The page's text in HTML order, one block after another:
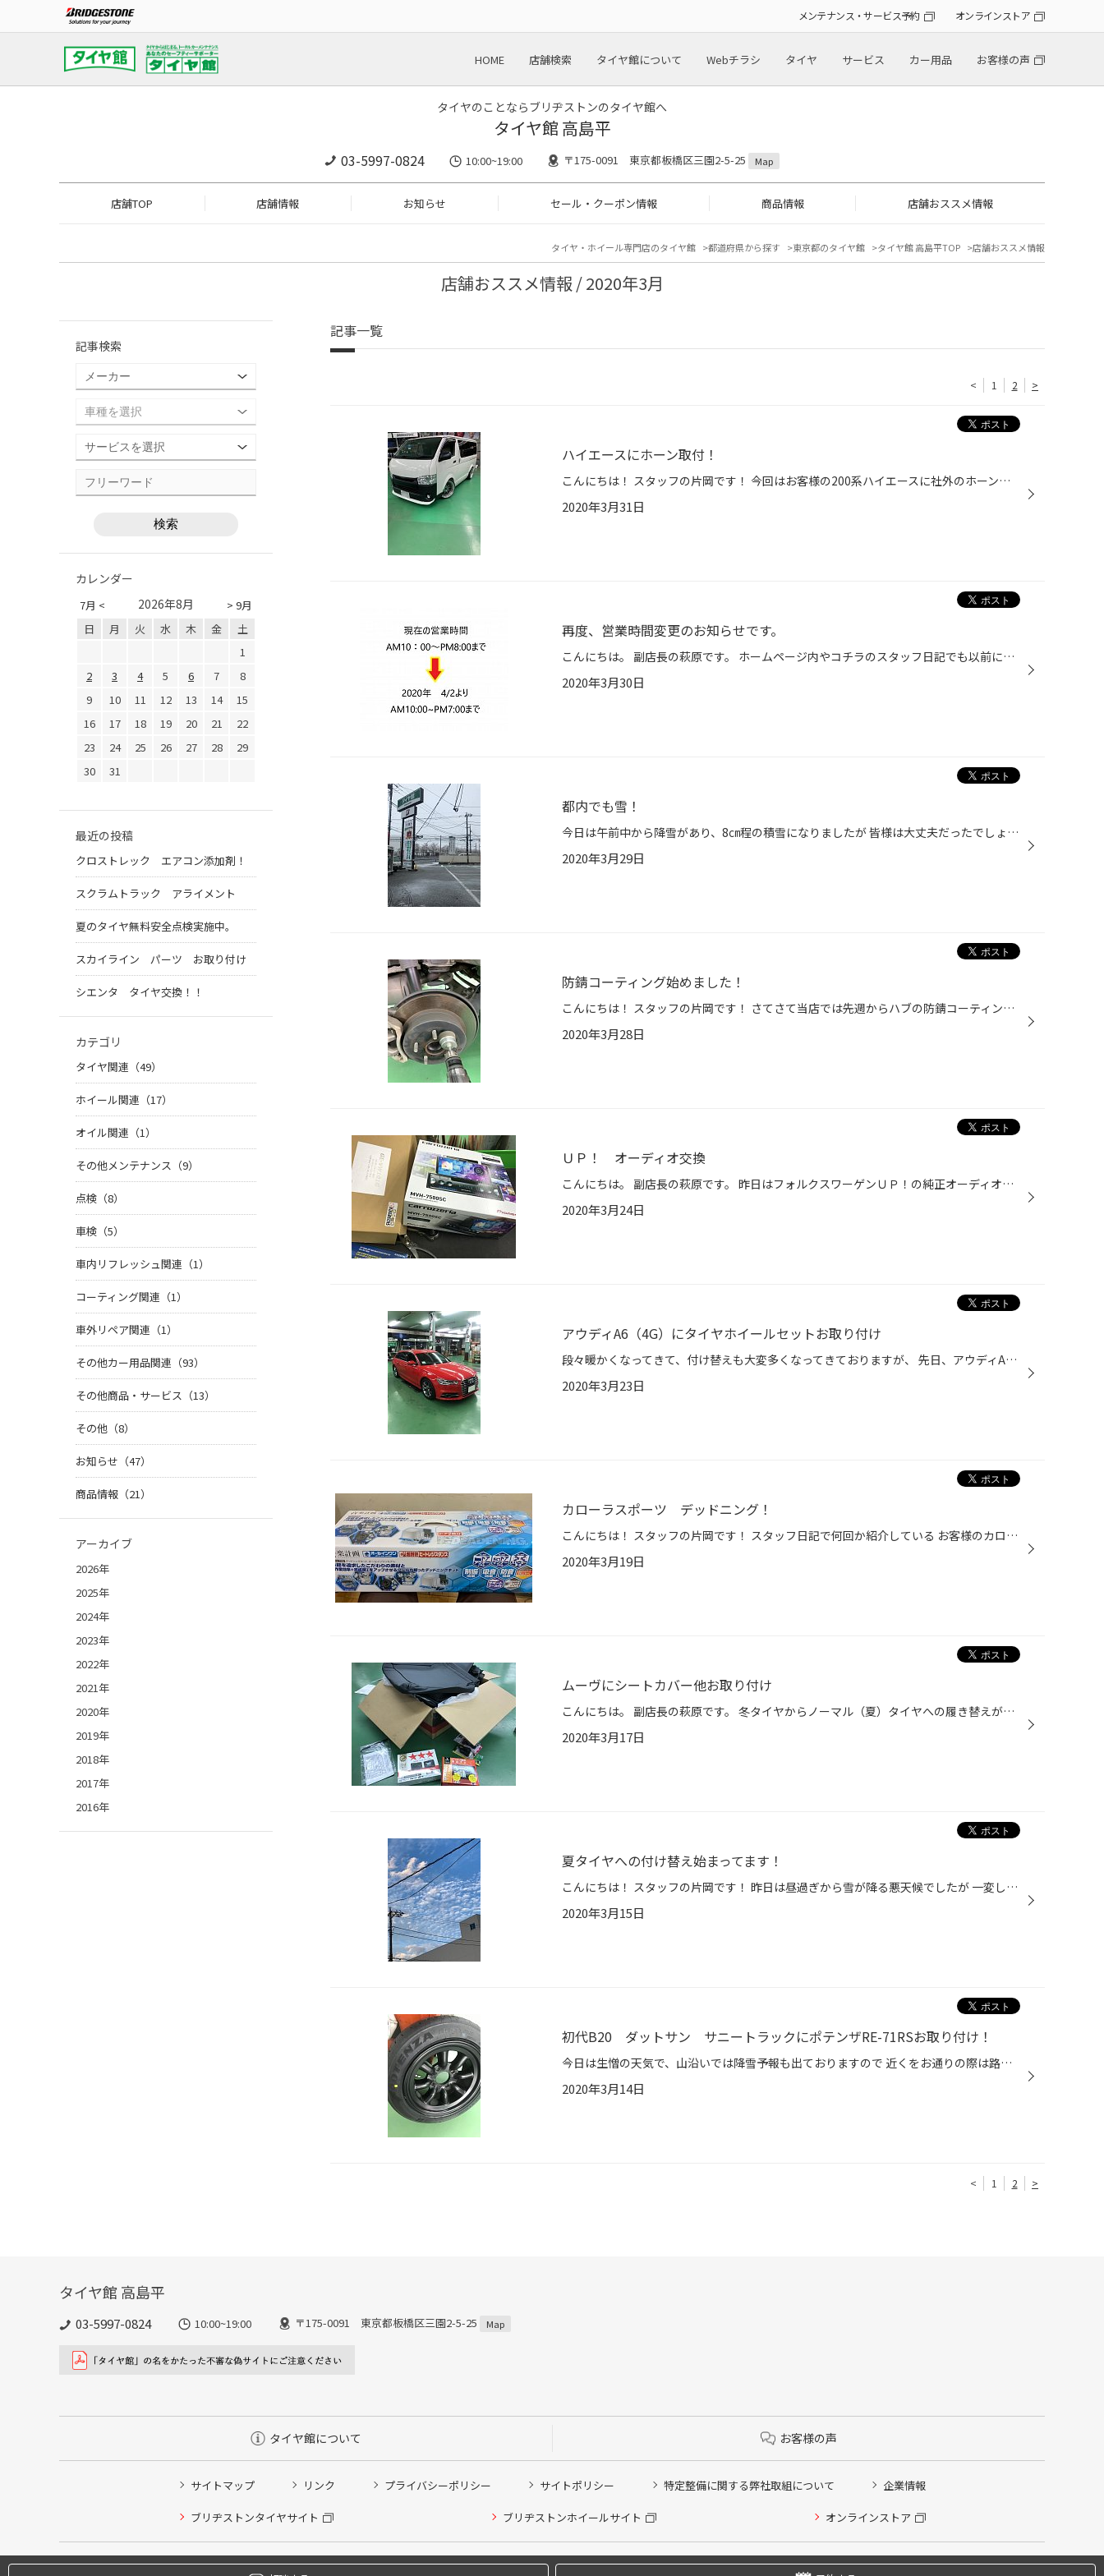
メンテナンス・サービス予約 オンラインストア
HOME 店舗検索 タイヤ館について Webチラシ タイヤ サービス カー用品 お客様の声
タイヤのことならブリヂストンのタイヤ館へ
タイヤ館 高島平
03-5997-0824 10:00~19:00 〒175-0091 東京都板橋区三園2-5-25 Map
店舗TOP 店舗情報 お知らせ セール・クーポン情報 商品情報 店舗おススメ情報
タイヤ・ホイール専門店のタイヤ館 都道府県から探す 東京都のタイヤ館 タイヤ館 高島平TOP 店舗おススメ情報
店舗おススメ情報 / 2020年3月
記事一覧
< 1 2 >
ハイエースにホーン取付！
こんにちは！ スタッフの片岡です！ 今回はお客様の200系ハイエースに社外のホーンを取り付けました！ チョイスしたのはミツバさんのアルファⅡになります！ ハイエースだと純正ホーンの位置に付けるのはスペース的に厳しいので 助手席側のヘッドライトの下らへんのスペースに取付しました！ まず取...
2020年3月31日
再度、営業時間変更のお知らせです。
こんにちは。 副店長の萩原です。 ホームページ内やコチラのスタッフ日記でも以前にお伝えせて頂きましたが、 『来月より閉店時間を２０時から１９時へ変更とさせて頂きます。』 新型コロナウィルスにおいての影響・考慮をして等では御座いませんので、 今後、特に混み合います夏冬履き替え時期にお...
2020年3月30日
都内でも雪！
今日は午前中から降雪があり、8㎝程の積雪になりましたが 皆様は大丈夫だったでしょうか？ 当店では、その影響で急遽スタッドレスタイヤの取付が数台あり、バタバタとしておりましたが 在庫もまだございますので、必要な方は是非お問い合わせください。 今現在は道路も雪は無くなりましたが、明日の...
2020年3月29日
防錆コーティング始めました！
こんにちは！ スタッフの片岡です！ さてさて当店では先週からハブの防錆コーティングを始めました！ ホイールを装着する部分であるハブは 構造上水が入ってしまうと中々水が抜けないものとなっていて 新車の状態から早いと1年足らずで錆が発生してきてしまいます… この錆を放っておくとホイール脱...
2020年3月28日
ＵＰ！ オーディオ交換
こんにちは。 副店長の萩原です。 昨日はフォルクスワーゲンＵＰ！の純正オーディオから コチラ、カロッツェリアさんのＭＶＨ－７５００ＳＣへの交換をさせて頂きました。 オーディオのみなのでＣＡＮ－ＢＵＳアダプターまでは使用せず、サクサクっと完成です。 スマホ固定のクレイドル内蔵で一体感...
2020年3月24日
アウディA6（4G）にタイヤホイールセットお取り付け
段々暖かくなってきて、付け替えも大変多くなってきておりますが、 先日、アウディA6（4G）にタイヤ交換のタイミングで レグノGR-XⅡとBBS GERNANY SRをお取り付けさせて頂きました！ ジャーマニーという事だけあってドイツ車の雰囲気にピッタリマッチしております(^^♪ タイヤも乗り心地、静粛性ナン...
2020年3月23日
カローラスポーツ デッドニング！
こんにちは！ スタッフの片岡です！ スタッフ日記で何回か紹介している お客様のカローラスポーツにデッドニングを行いました！ 通常ドアは外側の鉄板と内側の鉄板の二重構造で中は空洞になっていますので… オーディオの音量を上げていったりするとビビり音発生やこもった音になります… そこでデッ...
2020年3月19日
ムーヴにシートカバー他お取り付け
こんにちは。 副店長の萩原です。 冬タイヤからノーマル（夏）タイヤへの履き替えが日に日に増え、沢山のお客様にご来店頂いておりますが、履き替え以外に用品取り付けも日々ご依頼いただいております。 本日はムーヴに、 内装用品。シートカバー・ドラレコ・ポータブルナビです。 純正シート色から...
2020年3月17日
夏タイヤへの付け替え始まってます！
こんにちは！ スタッフの片岡です！ 昨日は昼過ぎから雪が降る悪天候でしたが 一変して今日は晴れました！ 気温もグッと上がっていくそうで… 自宅の近くの公園の梅の木はちらほら咲いていました！ 夏タイヤへの付け替えが朝から何件かありました！ 今週辺りから付け替えの作業が増えていくという予...
2020年3月15日
初代B20 ダットサン サニートラックにポテンザRE-71RSお取り付け！
今日は生憎の天気で、山沿いでは降雪予報も出ておりますので 近くをお通りの際は路面凍結など十分お気をつけ下さい。 さて、先日当店で初めてポテンザRE-71RSを装着させて頂きました。 お車は初代B20 ダットサン サニートラックになります。 以前もポテンザをご使用頂いておりましたが、155/60R13だ...
2020年3月14日
< 1 2 >
記事検索
カレンダー
7月 < > 9月
2026年8月
日 月 火 水 木 金
土
1
2
3 4 5 6 7
8
9
10 11 12 13 14
15
16
17 18 19 20 21
22
23
24 25 26 27 28
29
30
31
最近の投稿
クロストレック エアコン添加剤！
スクラムトラック アライメント
夏のタイヤ無料安全点検実施中。
スカイライン パーツ お取り付け
シエンタ タイヤ交換！！
カテゴリ
タイヤ関連（49）
ホイール関連（17）
オイル関連（1）
その他メンテナンス（9）
点検（8）
車検（5）
車内リフレッシュ関連（1）
コーティング関連（1）
車外リペア関連（1）
その他カー用品関連（93）
その他商品・サービス（13）
その他（8）
お知らせ（47）
商品情報（21）
アーカイブ
2026年
2025年
2024年
2023年
2022年
2021年
2020年
2019年
2018年
2017年
2016年
タイヤ館 高島平
03-5997-0824 10:00~19:00 〒175-0091 東京都板橋区三園2-5-25 Map
タイヤ館について お客様の声
サイトマップ リンク プライバシーポリシー サイトポリシー 特定整備に関する弊社取組について 企業情報
ブリヂストンタイヤサイト ブリヂストンホイールサイト オンラインストア
タイヤ点検・安全点検/タイヤ履き替え/オイル交換/その他ピット作業の予約